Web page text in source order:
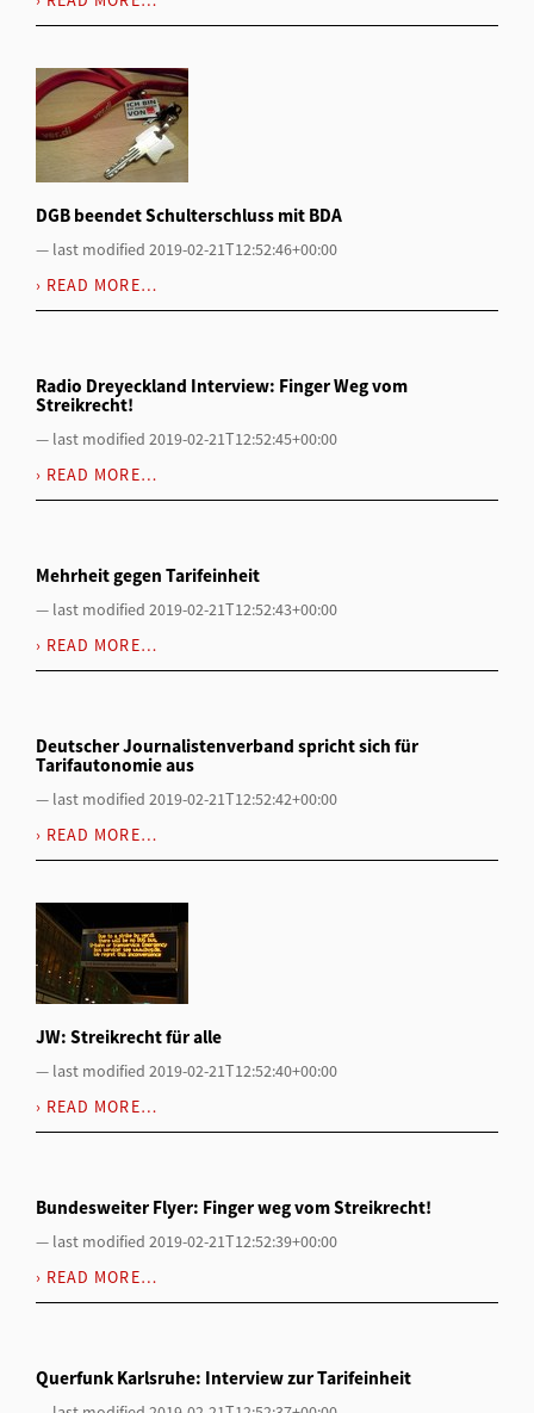
DGB beendet Schulterschluss mit BDA
— last modified 2019-02-21T12:52:46+00:00
READ MORE…
Radio Dreyeckland Interview: Finger Weg vom
Streikrecht!
— last modified 2019-02-21T12:52:45+00:00
READ MORE…
Mehrheit gegen Tarifeinheit
— last modified 2019-02-21T12:52:43+00:00
READ MORE…
Deutscher Journalistenverband spricht sich für
Tarifautonomie aus
— last modified 2019-02-21T12:52:42+00:00
READ MORE…
JW: Streikrecht für alle
— last modified 2019-02-21T12:52:40+00:00
READ MORE…
Bundesweiter Flyer: Finger weg vom Streikrecht!
— last modified 2019-02-21T12:52:39+00:00
READ MORE…
Querfunk Karlsruhe: Interview zur Tarifeinheit